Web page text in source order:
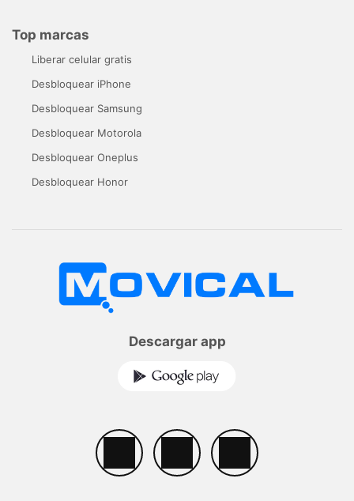
Top marcas
Liberar celular gratis
Desbloquear iPhone
Desbloquear Samsung
Desbloquear Motorola
Desbloquear Oneplus
Desbloquear Honor
Descargar app